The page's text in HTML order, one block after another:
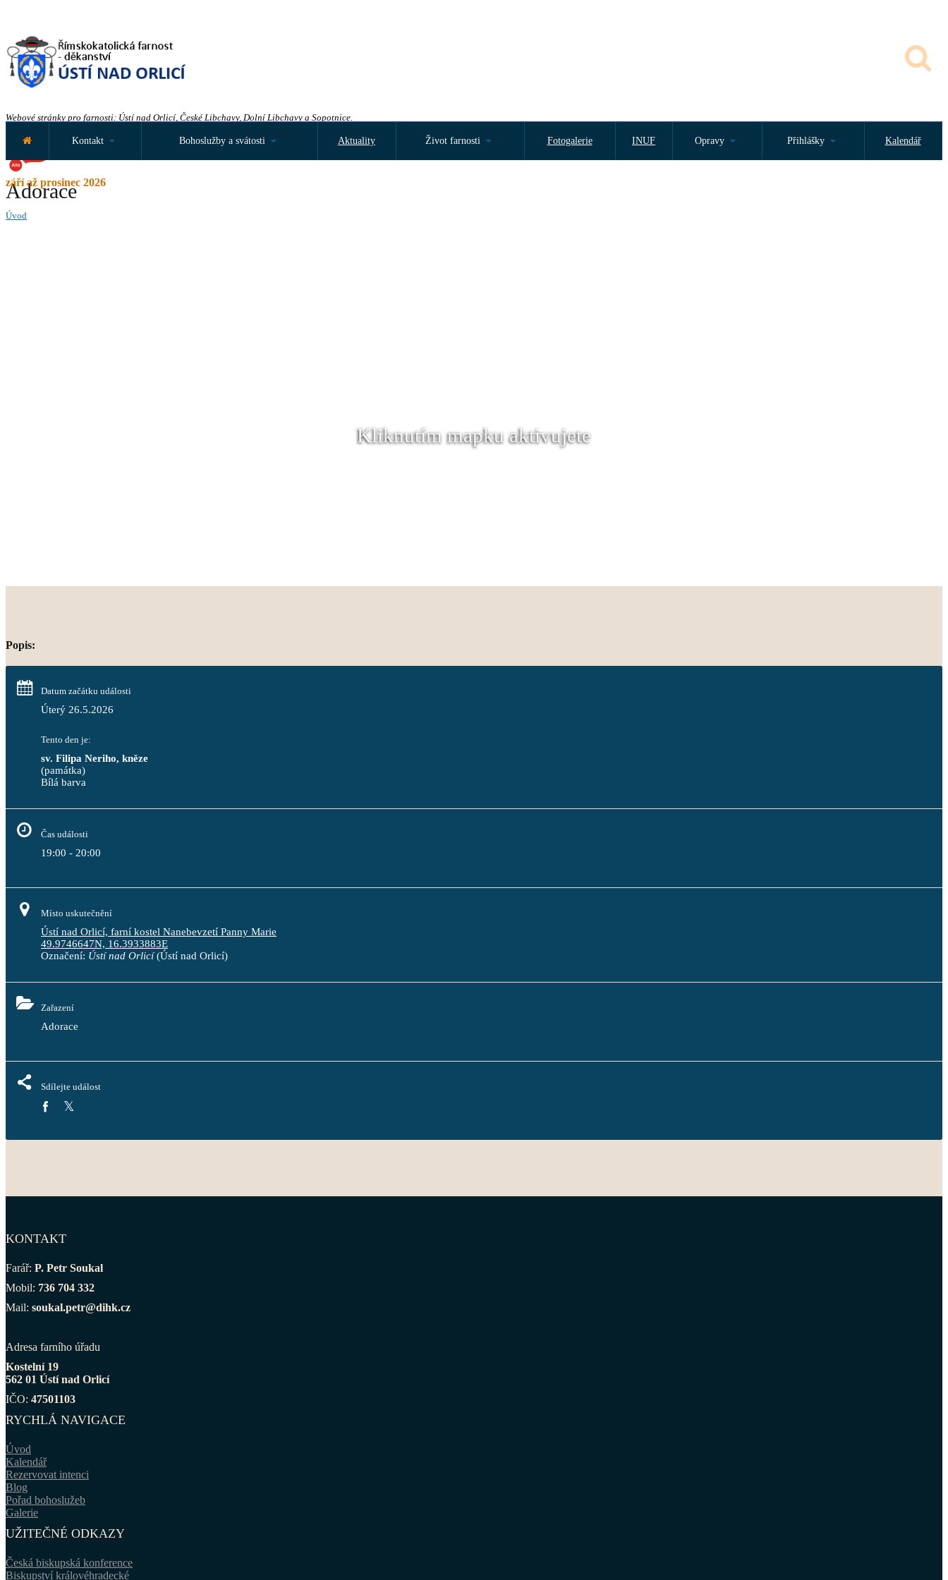
Webové stránky pro farnosti: Ústí nad Orlicí, České Libchavy, Dolní Libchavy a Sopotnice.
září až prosinec 2026
Kontakt Bohoslužby a svátosti Aktuality Život farnosti Fotogalerie INUF Opravy Přihlášky Kalendář
Adorace
Úvod
Kliknutím mapku aktivujete
Popis:
Datum začátku události
Úterý 26.5.2026
Tento den je:
sv. Filipa Neriho, kněze
(památka)
Bílá barva
Čas události
19:00 - 20:00
Místo uskutečnění
Ústí nad Orlicí, farní kostel Nanebevzetí Panny Marie
49.9746647N, 16.3933883E
Označení: Ústí nad Orlicí(Ústí nad Orlicí)
Zařazení
Adorace
Sdílejte událost
KONTAKT
Farář: P. Petr Soukal
Mobil: 736 704 332
Mail: soukal.petr@dihk.cz
Adresa farního úřadu
Kostelní 19
562 01 Ústí nad Orlicí
IČO: 47501103
RYCHLÁ NAVIGACE
Úvod
Kalendář
Rezervovat intenci
Blog
Pořad bohoslužeb
Galerie
UŽITEČNÉ ODKAZY
Česká biskupská konference
Biskupství královéhradecké